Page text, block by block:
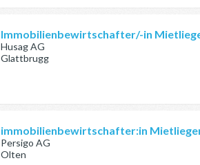
Immobilienbewirtschafter/-in
Husag AG
Glattbrugg
immobilienbewirtschafter:in
Persigo AG
Olten